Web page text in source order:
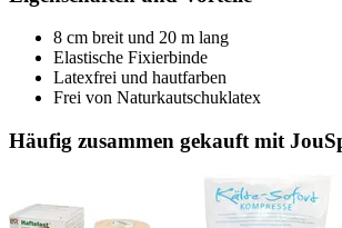
8 cm breit und 20 m lang
Elastische Fixierbinde
Latexfrei und hautfarben
Frei von Naturkautschuklatex
Häufig zusammen gekauft mit